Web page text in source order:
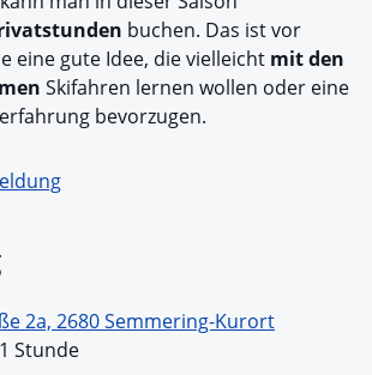
buchen. Das ist vor
eine gute Idee, die vielleicht mit den
Skifahren lernen wollen oder eine
bevorzugen.
2a, 2680 Semmering-Kurort
Stunde